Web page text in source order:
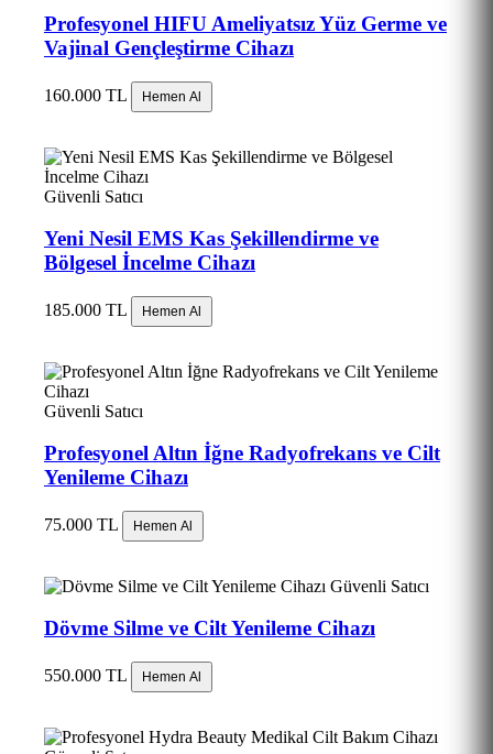
Profesyonel HIFU Ameliyatsız Yüz Germe ve
Vajinal Gençleştirme Cihazı
160.000 TL Hemen Al
Güvenli Satıcı
Yeni Nesil EMS Kas Şekillendirme ve
Bölgesel İncelme Cihazı
185.000 TL Hemen Al
Güvenli Satıcı
Profesyonel Altın İğne Radyofrekans ve Cilt
Yenileme Cihazı
75.000 TL Hemen Al
Güvenli Satıcı
Dövme Silme ve Cilt Yenileme Cihazı
550.000 TL Hemen Al